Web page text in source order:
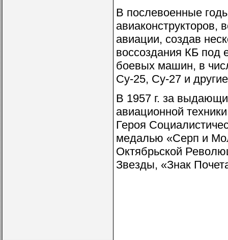
В послевоенные
авиаконструкторов,
авиации, создав
воссоздания КБ под
боевых машин, в
Су-25, Су-27 и
В 1957 г. за
авиационной
Героя
медалью «Серп и
Октябрьской
Звезды, «Знак